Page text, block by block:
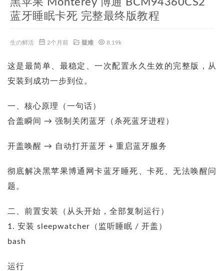
蓝牙睡眠卡死 完整最终版教程
生の鲜活 2个月前 疑难 8.19k
这是最简单、最稳定、一次配置永久生效的完整版，从
安装到成功一步到位。
一、核心原理（一句话）
合盖瞬间 → 强制关闭蓝牙（杀死蓝牙进程）
开盖唤醒 → 自动打开蓝牙 + 重启蓝牙服务
彻底解决黑苹果博通网卡蓝牙睡死、卡死、无法唤醒问
题。
二、前置安装（从头开始，全部复制运行）
1. 安装 sleepwatcher（监听睡眠 / 开盖）
bash
运行